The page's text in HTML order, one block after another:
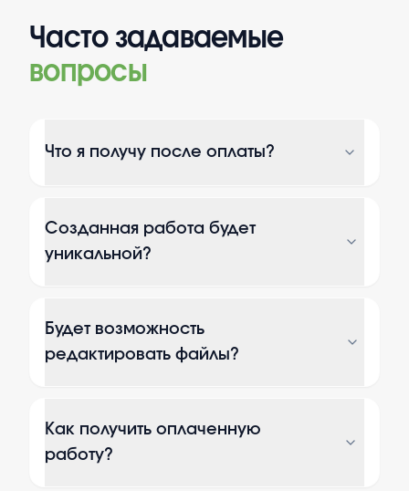
Часто задаваемые
вопросы
Что я получу после оплаты?
Созданная работа будет
уникальной?
Будет возможность
редактировать файлы?
Как получить оплаченную
работу?